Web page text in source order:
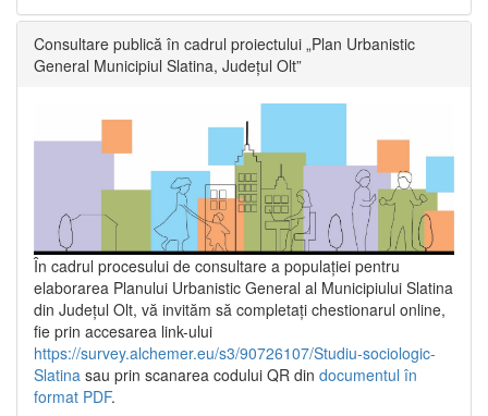
Consultare publică în cadrul proiectului „Plan Urbanistic
General Municipiul Slatina, Județul Olt”
În cadrul procesului de consultare a populaţiei pentru
elaborarea Planului Urbanistic General al Municipiului Slatina
din Județul Olt, vă invităm să completați chestionarul online,
fie prin accesarea link-ului
https://survey.alchemer.eu/s3/90726107/Studiu-sociologic-
Slatina sau prin scanarea codului QR din documentul în
format PDF.